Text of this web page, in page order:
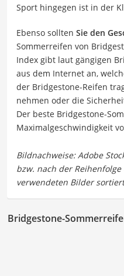
Sport hingegen ist in der
Ebenso sollten Sie den
Sommerreifen von
Index gibt laut gängigen
aus dem Internet an,
der Bridgestone-Reifen
nehmen oder die
Der beste Bridgestone-
Maximalgeschwindigkeit
Bridgestone-